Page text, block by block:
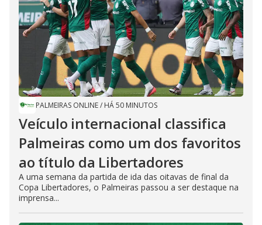
PALMEIRAS ONLINE/ HÁ 50 MINUTOS
Veículo internacional classifica
Palmeiras como um dos favoritos
ao título da Libertadores
A uma semana da partida de ida das oitavas de final da
Copa Libertadores, o Palmeiras passou a ser destaque na
imprensa...